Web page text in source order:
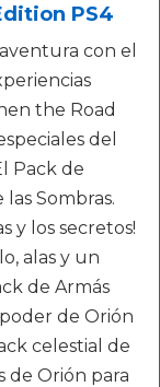
PS4
con el
the Road
del
Pack de
Sombras.
y los secretos!
alas y un
de Armás
de Orión
celestial de
de Orión para